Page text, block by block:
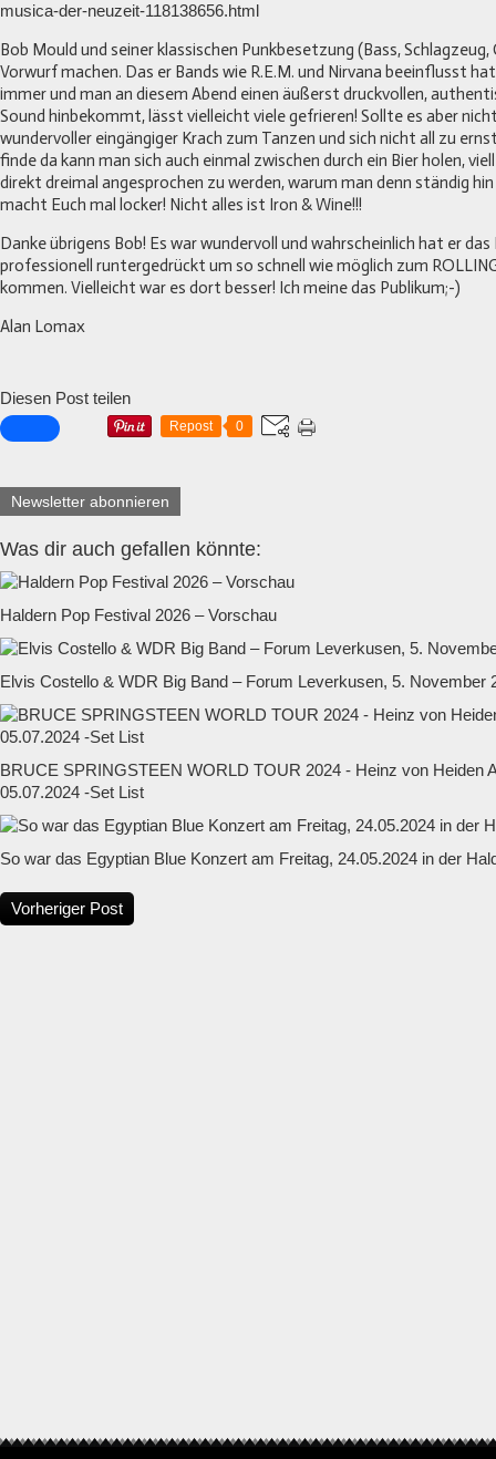
musica-der-neuzeit-118138656.html
Bob Mould und seiner klassischen Punkbesetzung (Bass,
Vorwurf machen. Das er Bands wie R.E.M. und Nirvana beeinflusst
immer und man an diesem Abend einen äußerst druckvollen,
Sound hinbekommt, lässt vielleicht viele gefrieren! Sollte es aber
wundervoller eingängiger Krach zum Tanzen und sich nicht all zu
finde da kann man sich auch einmal zwischen durch ein Bier holen,
direkt dreimal angesprochen zu werden, warum man denn ständig
macht Euch mal locker! Nicht alles ist Iron & Wine!!!
Danke übrigens Bob! Es war wundervoll und wahrscheinlich hat er
professionell runtergedrückt um so schnell wie möglich zum
kommen. Vielleicht war es dort besser! Ich meine das Publikum;-)
Alan Lomax
Diesen Post teilen
Repost 0
Newsletter abonnieren
Was dir auch gefallen könnte:
Haldern Pop Festival 2026 – Vorschau
Elvis Costello & WDR Big Band – Forum Leverkusen, 5. November
BRUCE SPRINGSTEEN WORLD TOUR 2024 - Heinz von Heiden
05.07.2024 -Set List
So war das Egyptian Blue Konzert am Freitag, 24.05.2024 in der
Vorheriger Post